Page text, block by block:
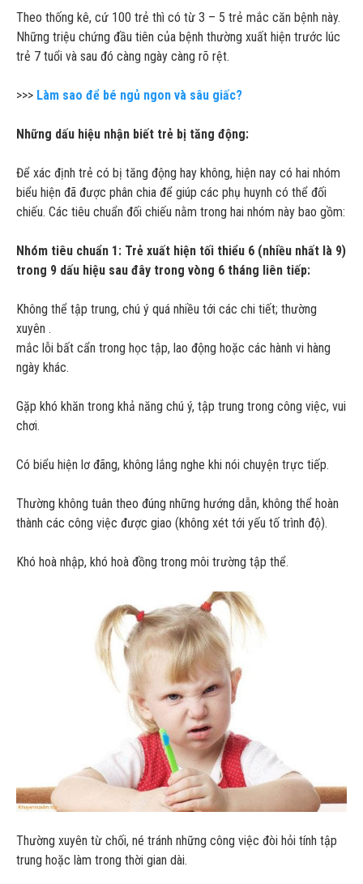
Theo thống kê, cứ 100 trẻ thì có từ 3 – 5 trẻ mắc căn bệnh này.
Những triệu chứng đầu tiên của bệnh thường xuất hiện trước lúc
trẻ 7 tuổi và sau đó càng ngày càng rõ rệt.
>>> Làm sao để bé ngủ ngon và sâu giấc?
Những dấu hiệu nhận biết trẻ bị tăng động:
Để xác định trẻ có bị tăng động hay không, hiện nay có hai nhóm
biểu hiện đã được phân chia để giúp các phụ huynh có thể đối
chiếu. Các tiêu chuẩn đối chiếu nằm trong hai nhóm này bao gồm:
Nhóm tiêu chuẩn 1: Trẻ xuất hiện tối thiểu 6 (nhiều nhất là 9)
trong 9 dấu hiệu sau đây trong vòng 6 tháng liên tiếp:
Không thể tập trung, chú ý quá nhiều tới các chi tiết; thường
xuyên .
mắc lỗi bất cẩn trong học tập, lao động hoặc các hành vi hàng
ngày khác.
Gặp khó khăn trong khả năng chú ý, tập trung trong công việc, vui
chơi.
Có biểu hiện lơ đãng, không lắng nghe khi nói chuyện trực tiếp.
Thường không tuân theo đúng những hướng dẫn, không thể hoàn
thành các công việc được giao (không xét tới yếu tố trình độ).
Khó hoà nhập, khó hoà đồng trong môi trường tập thể.
Thường xuyên từ chối, né tránh những công việc đòi hỏi tính tập
trung hoặc làm trong thời gian dài.